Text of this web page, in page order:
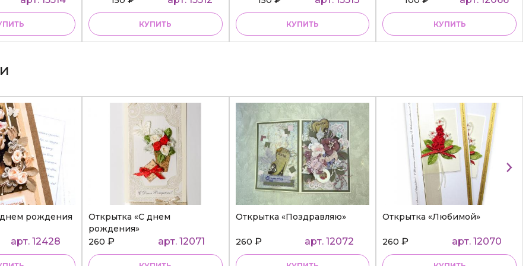
КУПИТЬ КУПИТЬ КУПИТЬ
рождения
арт. 12428
Открытка «С днем
рождения»
260 ₽ арт. 12071
Открытка «Поздравляю»
260 ₽ арт. 12072
Открытка «Любимой»
260₽ арт. 12070